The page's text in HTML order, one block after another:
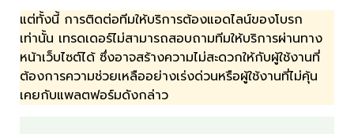
แต่ทั้งนี้ การติดต่อทีมให้บริการต้องแอดไลน์ของโบรก
เท่านั้น เทรดเดอร์ไม่สามารถสอบถามทีมให้บริการผ่านทาง
หน้าเว็บไซต์ได้ ซึ่งอาจสร้างความไม่สะดวกให้กับผู้ใช้งานที่
ต้องการความช่วยเหลืออย่างเร่งด่วนหรือผู้ใช้งานที่ไม่คุ้น
เคยกับแพลตฟอร์มดังกล่าว